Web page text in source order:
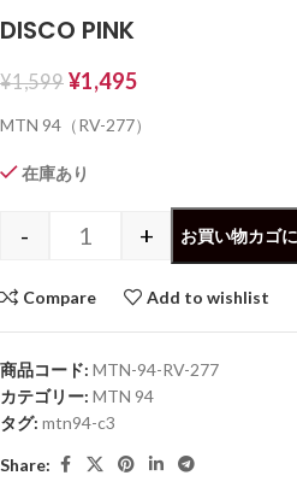
DISCO PINK
¥1,599 ¥1,495
MTN 94（RV-277）
在庫あり
- + お買い物カゴ
Compare Add to wishlist
商品コード: MTN-94-RV-277
カテゴリー: MTN 94
タグ: mtn94-c3
Share: